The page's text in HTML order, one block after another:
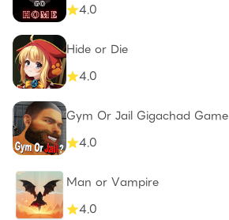
4.0
Hide or Die
4.0
Gym Or Jail Gigachad Game
4.0
Man or Vampire
4.0